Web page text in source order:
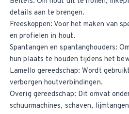
details aan te brengen.
Freeskoppen: Voor het maken van
en profielen in hout.
Spantangen enspantanghouders:
hun plaats te houden tijdens het
Lamello gereedschap: Wordt
verborgen houtverbindingen.
Overig gereedschap: Dit omvat
schuurmachines, schaven,